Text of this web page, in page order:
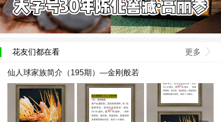
花友们都在看 更多
仙人球家族简介（195期）—金刚般若